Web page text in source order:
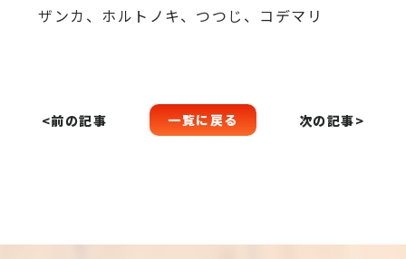
ザンカ、ホルトノキ、つつじ、コデマリ
<前の記事 一覧に戻る 次の記事>